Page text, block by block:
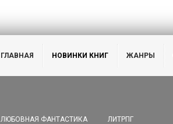
ГЛАВНАЯ НОВИНКИ КНИГ ЖАНРЫ
ЛЮБОВНАЯ ФАНТАСТИКА
ЛИТРПГ